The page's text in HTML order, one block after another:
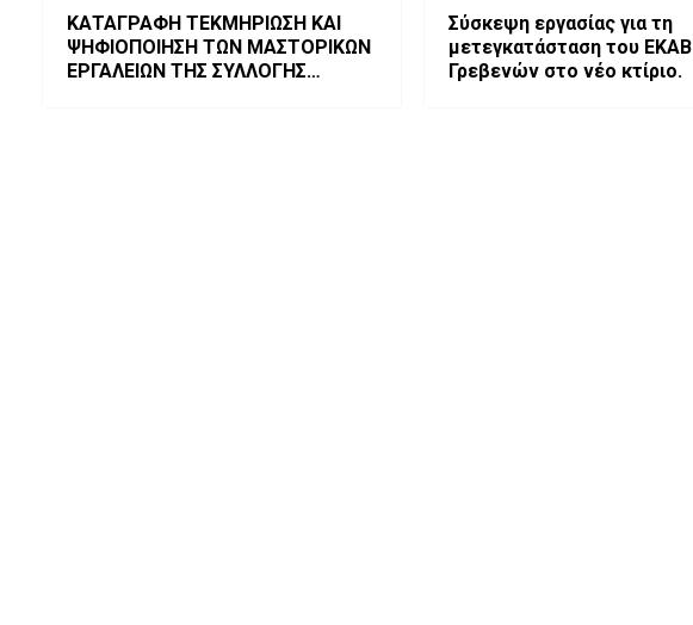
ΚΑΤΑΓΡΑΦΗ ΤΕΚΜΗΡΙΩΣΗ ΚΑΙ
ΨΗΦΙΟΠΟΙΗΣΗ ΤΩΝ ΜΑΣΤΟΡΙΚΩΝ
ΕΡΓΑΛΕΙΩΝ ΤΗΣ ΣΥΛΛΟΓΗΣ
Σύσκεψη εργασίας για τη
μετεγκατάσταση του ΕΚΑΒ
Γρεβενών στο νέο κτίριο.